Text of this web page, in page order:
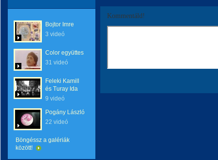
Bojtor Imre
3 videó
Color együttes
31 videó
Feleki Kamill
és Turay Ida
9 videó
Pogány László
22 videó
Böngéssz a galériák
között!
Kommentáld!